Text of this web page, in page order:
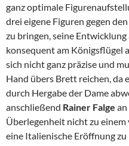
ganz optimale
drei eigene Figuren gegen
zu bringen, seine
konsequent am Königsflügel
sich nicht ganz präzise und
Hand übers Brett reichen, da
durch Hergabe der Dame
anschließend Rainer Falge
Überlegenheit nicht zu
eine Italienische Eröffnung